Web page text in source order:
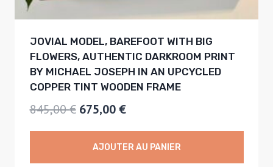
,
0
0
€
€
.
JOVIAL MODEL, BAREFOOT WITH BIG
FLOWERS, AUTHENTIC DARKROOM PRINT
BY MICHAEL JOSEPH IN AN UPCYCLED
COPPER TINT WOODEN FRAME
845,00€ L
e
675,00€L
e
p
AJOUTER AU PANIER